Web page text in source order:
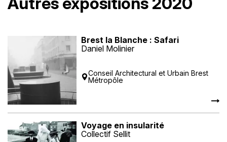
Brest la Blanche : Safari
Daniel Molinier
Conseil Architectural et Urbain Brest
Métropôle
Voyage en insularité
Collectif Sellit